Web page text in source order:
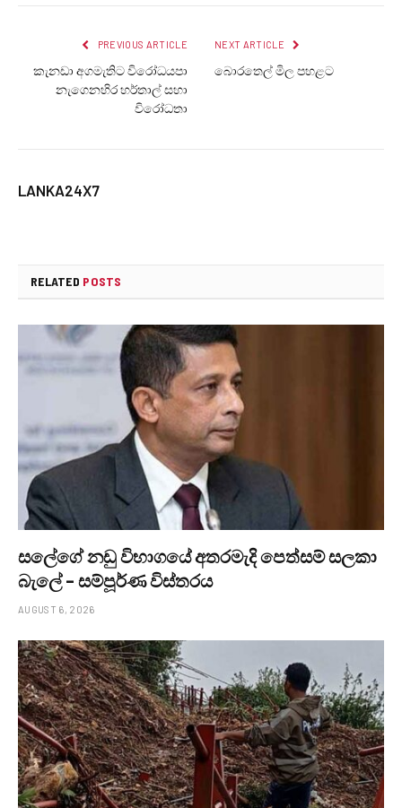
PREVIOUS ARTICLE
කැනඩා අගමැතිට විරෝධයපා
නැගෙනහිර හර්තාල් සහා
විරෝධතා
NEXT ARTICLE
බොරතෙල් මිල පහළට
LANKA24X7
RELATED POSTS
සලේගේ නඩු විභාගයේ අතරමැදි පෙත්සම් සලකා
බැලේ – සම්පූර්ණ විස්තරය
AUGUST 6, 2026